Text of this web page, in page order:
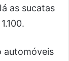
as sucatas
automóveis